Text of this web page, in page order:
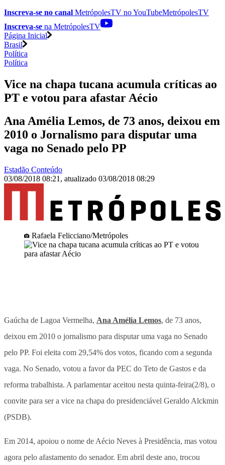
Inscreva-se no canal MetrópolesTV noYouTubeMetrópolesTV
Inscreva-se na MetrópolesTV
Página Inicial
Brasil
Política
Política
Vice na chapa tucana acumula críticas ao
PT e votou para afastar Aécio
Ana Amélia Lemos, de 73 anos, deixou em
2010 o Jornalismo para disputar uma
vaga no Senado pelo PP
Estadão Conteúdo
03/08/2018 08:21 , atualizado 03/08/2018 08:29
Rafaela Felicciano/Metrópoles
Gaúcha de Lagoa Vermelha, Ana Amélia Lemos, de 73 anos,
deixou em 2010 o jornalismo para disputar uma vaga no Senado
pelo PP. Foi eleita com 29,54% dos votos, ficando com a segunda
vaga. No Senado, votou a favor da PEC do Teto de Gastos e da
reforma trabalhista. A parlamentar aceitou nesta quinta-feira(2/8), o
convite para ser a vice na chapa do presidenciável Geraldo Alckmin
(PSDB).
Em 2014, apoiou o nome de Aécio Neves à Presidência, mas votou
agora pelo afastamento do senador. Em abril deste ano, trocou